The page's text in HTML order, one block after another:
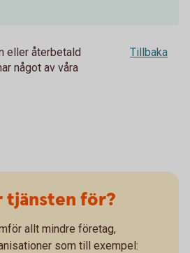
eller återbetald
något av våra
Tillbaka
tjänsten för?
allt mindre företag,
som till exempel: